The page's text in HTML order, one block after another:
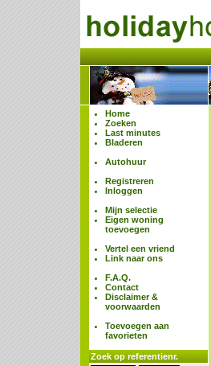
Home
Zoeken
Last minutes
Bladeren
Autohuur
Registreren
Inloggen
Mijn selectie
Eigen woning
toevoegen
Vertel een vriend
Link naar ons
F.A.Q.
Contact
Disclaimer &
voorwaarden
Toevoegen aan
favorieten
Zoek op referentienr.